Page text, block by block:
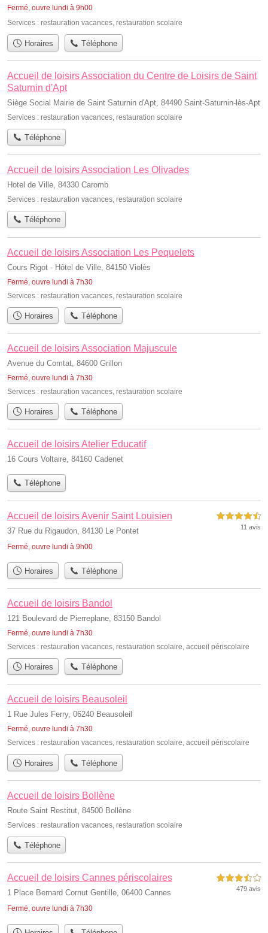
Fermé, ouvre lundi à 9h00
Services : restauration vacances, restauration scolaire
Horaires Téléphone
Accueil de loisirs Association du Centre de Loisirs de Saint
Saturnin d'Apt
Siège Social Mairie de Saint Saturnin d'Apt, 84490 Saint-Saturnin-lès-Apt
Services : restauration vacances restauration scolaire
Téléphone
Accueil de loisirs Association Les Olivades
Hotel de Ville, 84330 Caromb
Services : restauration vacances, restauration scolaire
Téléphone
Accueil de loisirs Association Les Pequelets
Cours Rigot - Hôtel de Ville, 84150 Violès
Fermé, ouvre lundi à 7h30
Services : restauration vacances restauration scolaire
Horaires Téléphone
Accueil de loisirs Association Majuscule
Avenue du Comtat, 84600 Grillon
Fermé, ouvre lundi à 7h30
Services : restauration vacances, restauration scolaire
Horaires Téléphone
Accueil de loisirs Atelier Educatif
16 Cours Voltaire, 84160 Cadenet
Téléphone
Accueil de loisirs Avenir Saint Louisien
37 Rue du Rigaudon, 84130 Le Pontet
Fermé, ouvre lundi à 9h00
4,5 étoiles sur 5
11 avis
Horaires Téléphone
Accueil de loisirs Bandol
121 Boulevard de Pierreplane, 83150 Bandol
Fermé, ouvre lundi à 7h30
Services : restauration vacances, restauration scolaire, accueil périscolaire
Horaires Téléphone
Accueil de loisirs Beausoleil
1 Rue Jules Ferry, 06240 Beausoleil
Fermé, ouvre lundi à 7h30
Services : restauration vacances, restauration scolaire, accueil périscolaire
Horaires Téléphone
Accueil de loisirs Bollène
Route Saint Restitut, 84500 Bollène
Services : restauration vacances restauration scolaire
Téléphone
Accueil de loisirs Cannes périscolaires
1 Place Bernard Cornut Gentille, 06400 Cannes
Fermé, ouvre lundi à 7h30
3,5 étoiles sur 5
479 avis